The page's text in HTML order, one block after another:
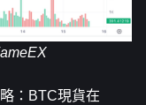
：BTC現貨在